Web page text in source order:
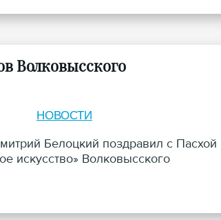
Волковысского
НОВОСТИ
Белоцкий поздравил с Пасхой
искусство» Волковысского